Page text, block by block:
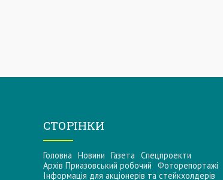
СТОРІНКИ
Головна Новини Газета Спецпроекти
Архів Приазовський робочий Фоторепортажі
Інформацiя для акцiонерiв та стейкхолдерiв